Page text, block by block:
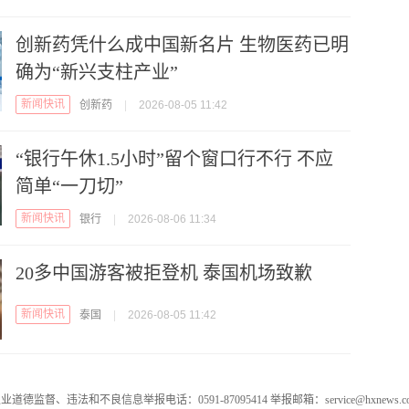
创新药凭什么成中国新名片 生物医药已明
确为“新兴支柱产业”
新闻快讯 创新药 2026-08-05 11:42
“银行午休1.5小时”留个窗口行不行 不应
简单“一刀切”
新闻快讯 银行 2026-08-06 11:34
20多中国游客被拒登机 泰国机场致歉
新闻快讯 泰国 2026-08-05 11:42
道德监督、违法和不良信息举报电话：0591-87095414 举报邮箱：